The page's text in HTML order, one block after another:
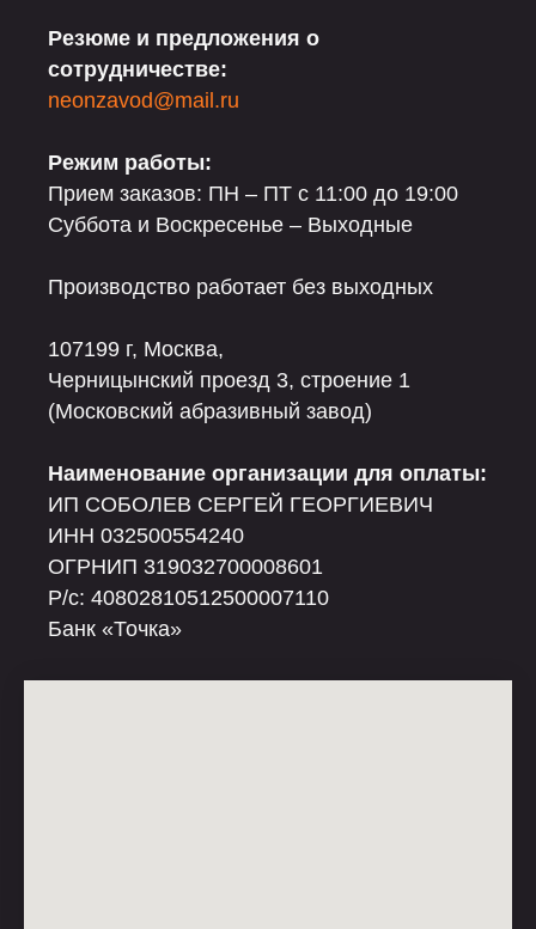
Резюме и предложения о
сотрудничестве:
neonzavod@mail.ru
Режим работы:
Прием заказов: ПН – ПТ с 11:00 до 19:00
Суббота и Воскресенье – Выходные
Производство работает без выходных
107199 г, Москва,
Черницынский проезд 3, строение 1
(Московский абразивный завод)
Наименование организации для оплаты:
ИП СОБОЛЕВ СЕРГЕЙ ГЕОРГИЕВИЧ
ИНН 032500554240
ОГРНИП 319032700008601
Р/c: 40802810512500007110
Банк «Точка»